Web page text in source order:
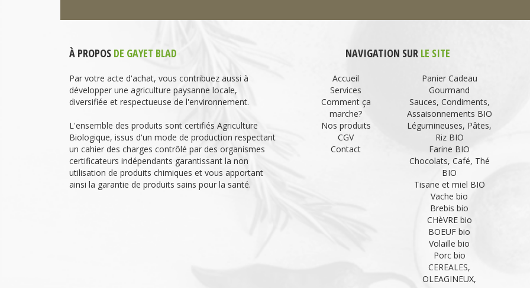
À PROPOS DE GAYET BLAD
Par votre acte d'achat, vous contribuez aussi à
développer une agriculture paysanne locale,
diversifiée et respectueuse de l'environnement.
L'ensemble des produits sont certifiés Agriculture
Biologique, issus d'un mode de production respectant
un cahier des charges contrôlé par des organismes
certificateurs indépendants garantissant la non
utilisation de produits chimiques et vous apportant
ainsi la garantie de produits sains pour la santé.
NAVIGATION SUR LE SITE
Accueil
Services
Comment ça
marche?
Nos produits
CGV
Contact
Panier Cadeau
Gourmand
Sauces, Condiments,
Assaisonnements BIO
Légumineuses, Pâtes,
Riz BIO
Farine BIO
Chocolats, Café, Thé
BIO
Tisane et miel BIO
Vache bio
Brebis bio
CHèVRE bio
BOEUF bio
Volaille bio
Porc bio
CEREALES,
OLEAGINEUX,